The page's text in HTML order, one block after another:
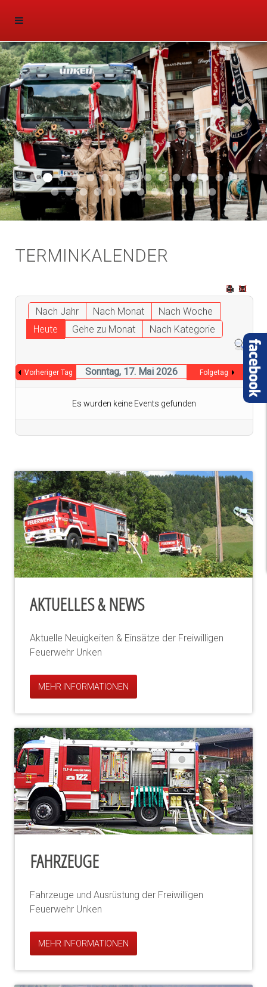
Aktuell 046
Aktuell 047
Start 011
Aktuell 044
Aktuell 043
Aktuell 041
Aktuell 042
Aktuell 035
Aktuell 031
Aktuell 032
Aktuell 033
Aktuell 029
Aktuell 027
Aktuell 026
Start
Aktuell 024
Aktuell 019
Auto 010Start 010Start 002
Auto 002
Auto 009Auto 006Start 008Start 005Start 003
Start 006
TERMINKALENDER
Nach Jahr Nach Monat
Nach Woche
Heute
Gehe zu Monat Nach Kategorie
Vorheriger Tag Sonntag, 17. Mai 2026 Folgetag
Es wurden keine Events gefunden
AKTUELLES & NEWS
Aktuelle Neuigkeiten & Einsätze der Freiwilligen
Feuerwehr Unken
MEHR INFORMATIONEN
FAHRZEUGE
Fahrzeuge und Ausrüstung der Freiwilligen
Feuerwehr Unken
MEHR INFORMATIONEN